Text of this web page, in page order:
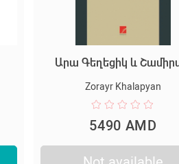
Արա Գեղեցիկ և
Zorayr Khalapyan
5490 AMD